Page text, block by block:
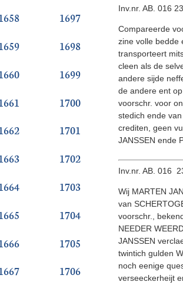
1697
1698
1699
1700
1701
1702
1703
1704
1705
1706
Inv.nr. AB. 016
Compareerde
zine volle bedde
transporteert
cleen als de
andere sijde
de andere ent
voorschr. voor
stedich ende
crediten, geen
JANSSEN ende
Inv.nr. AB. 016
Wij MARTEN
van
voorschr.,
NEEDER
JANSSEN
twintich gulden
noch eenige
verseeckerheijt